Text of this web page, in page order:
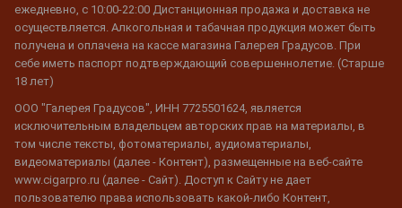
ежедневно, с 10:00-22:00 Дистанционная продажа и доставка не
осуществляется. Алкогольная и табачная продукция может быть
получена и оплачена на кассе магазина Галерея Градусов. При
себе иметь паспорт подтверждающий совершеннолетие. (Старше
18 лет)
ООО "Галерея Градусов", ИНН 7725501624, является
исключительным владельцем авторских прав на материалы, в
том числе тексты, фотоматериалы, аудиоматериалы,
видеоматериалы (далее - Контент), размещенные на веб-сайте
www.cigarpro.ru (далее - Сайт). Доступ к Сайту не дает
пользователю права использовать какой-либо Контент,